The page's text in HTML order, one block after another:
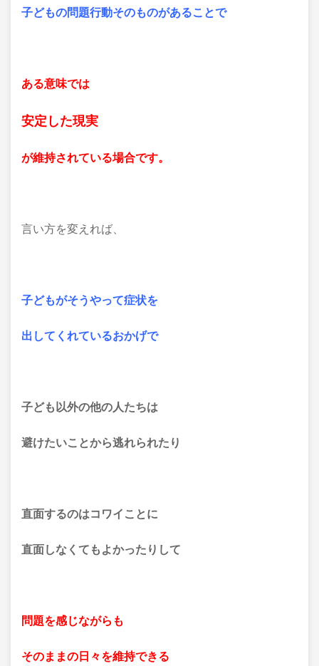
子どもの問題行動そのものがあることで
ある意味では
安定した現実
が維持されている場合です。
言い方を変えれば、
子どもがそうやって症状を
出してくれているおかげで
子ども以外の他の人たちは
避けたいことから逃れられたり
直面するのはコワイことに
直面しなくてもよかったりして
問題を感じながらも
そのままの日々を維持できる